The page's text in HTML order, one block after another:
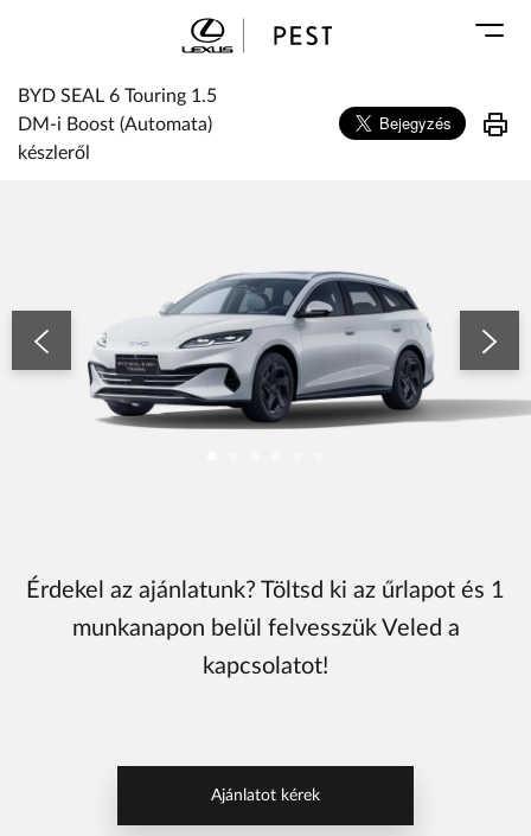
Toyota Schiller
ŠKODA Schiller
Audi Schiller
BYD Schiller
Tesla Approved Body Shop
Toyota Schiller
Karosszéria Centrum
BYD SEAL 6 Touring 1.5
DM-i Boost (Automata)
készleről
Érdekel az ajánlatunk? Töltsd ki az űrlapot és 1
munkanapon belül felvesszük Veled a
kapcsolatot!
Ajánlatot kérek